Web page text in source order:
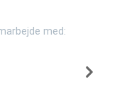
med: